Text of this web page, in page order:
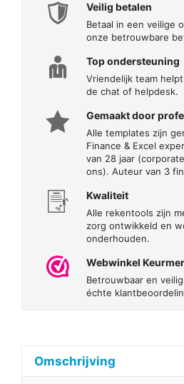
Veilig betalen
Betaal in een veilige
onze betrouwbare
Top ondersteuning
Vriendelijk team
de chat of helpdesk.
Gemaakt door
Alle templates zijn
Finance & Excel
van 28 jaar
ons). Auteur van 3
Kwaliteit
Alle rekentools zijn
zorg ontwikkeld en
onderhouden.
Webwinkel
Betrouwbaar en
échte
Omschrijving